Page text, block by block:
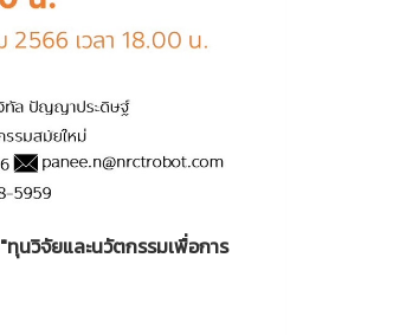
นวิจัยและนวัตกรรมเพื่อการ